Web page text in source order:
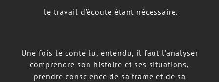
le travail d’écoute étant nécessaire.
Une fois le conte lu, entendu, il faut l’analyser
comprendre son histoire et ses situations,
prendre conscience de sa trame et de sa